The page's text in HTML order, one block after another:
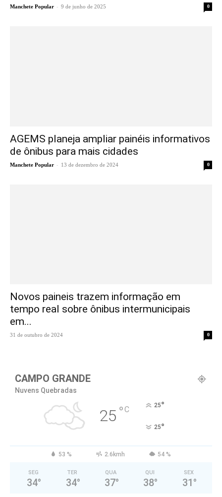
Manchete Popular - 9 de junho de 2025 0
AGEMS planeja ampliar painéis informativos
de ônibus para mais cidades
Manchete Popular - 13 de dezembro de 2024 0
Novos paineis trazem informação em
tempo real sobre ônibus intermunicipais
em...
31 de outubro de 2024 0
CAMPO GRANDE
Nuvens Quebradas
25 °C 25°
25°
53 % 2.6kmh 54 %
SEG
34°
TER
34°
QUA
37°
QUI
38°
SEX
31°